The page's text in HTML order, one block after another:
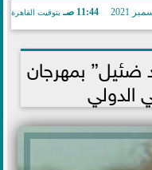
11:44 صـ بتوقيت القاهرة
بمهرجان
الدولي